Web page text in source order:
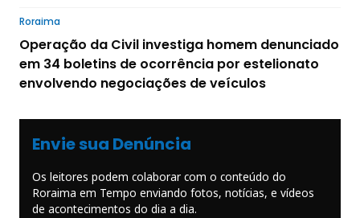
Roraima
Operação da Civil investiga homem denunciado
em 34 boletins de ocorrência por estelionato
envolvendo negociações de veículos
Envie sua Denúncia
Os leitores podem colaborar com o conteúdo do
Roraima em Tempo enviando fotos, notícias, e vídeos
de acontecimentos do dia a dia.